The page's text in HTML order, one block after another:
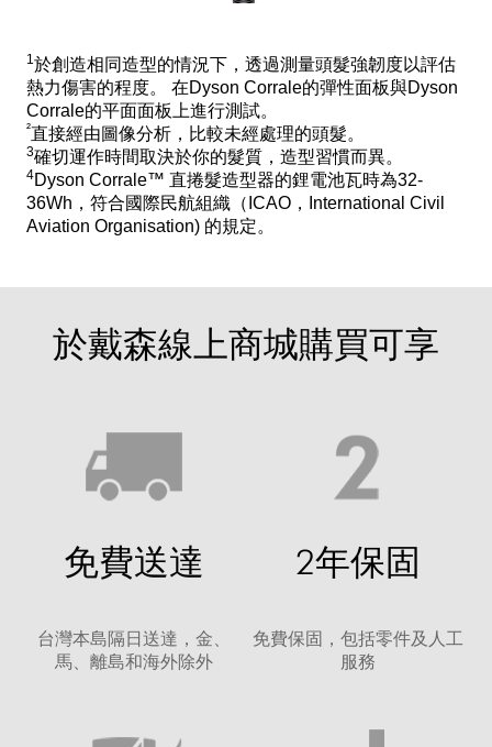
1於創造相同造型的情況下，透過測量頭髮強韌度以評估
熱力傷害的程度。 在Dyson Corrale的彈性面板與Dyson
Corrale的平面面板上進行測試。
²直接經由圖像分析，比較未經處理的頭髮。
3確切運作時間取決於你的髮質，造型習慣而異。
4Dyson Corrale™ 直捲髮造型器的鋰電池瓦時為32-
36Wh，符合國際民航組織（ICAO，International Civil
Aviation Organisation) 的規定。
於戴森線上商城購買可享
免費送達
台灣本島隔日送達，金、
馬、離島和海外除外
2年保固
免費保固，包括零件及人工
服務